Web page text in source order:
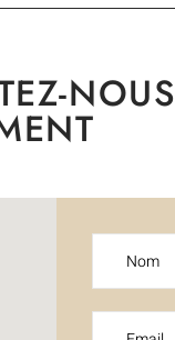
NOUS